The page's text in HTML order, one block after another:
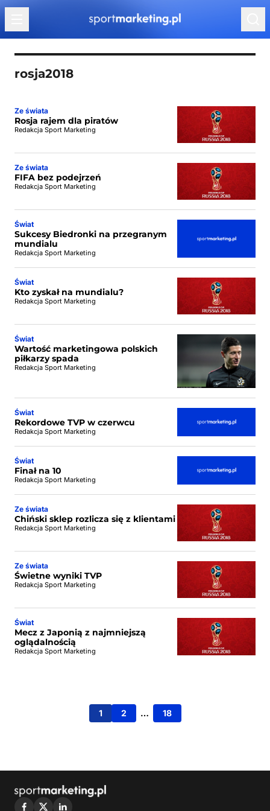
Przejdź do treści
rosja2018
Ze świata
Rosja rajem dla piratów
Redakcja Sport Marketing
Ze świata
FIFA bez podejrzeń
Redakcja Sport Marketing
Świat
Sukcesy Biedronki na przegranym
mundialu
Redakcja Sport Marketing
Świat
Kto zyskał na mundialu?
Redakcja Sport Marketing
Świat
Wartość marketingowa polskich
piłkarzy spada
Redakcja Sport Marketing
Świat
Rekordowe TVP w czerwcu
Redakcja Sport Marketing
Świat
Finał na 10
Redakcja Sport Marketing
Ze świata
Chiński sklep rozlicza się z klientami
Redakcja Sport Marketing
Ze świata
Świetne wyniki TVP
Redakcja Sport Marketing
Świat
Mecz z Japonią z najmniejszą
oglądalnością
Redakcja Sport Marketing
1 2 … 18